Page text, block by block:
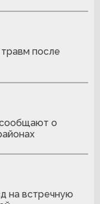
после
сообщают о
на встречную